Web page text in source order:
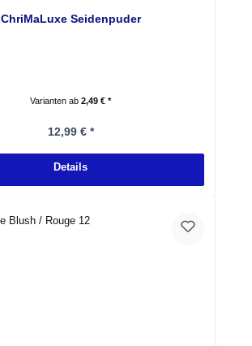
ChriMaLuxe Seidenpuder
Varianten ab 2,49 € *
Regulärer Preis:
12,99 € *
Details